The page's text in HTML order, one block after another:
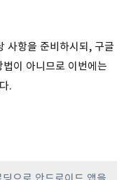
사항을 준비하시되, 구글
이 아니므로 이번에는
.